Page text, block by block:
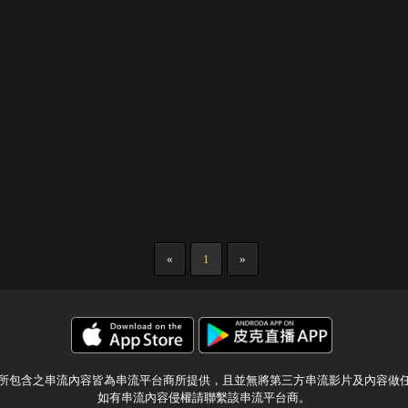
« 1 »
包含之串流內容皆為串流平台商所提供，且並無將第三方串流影片及內容做
如有串流內容侵權請聯繫該串流平台商。